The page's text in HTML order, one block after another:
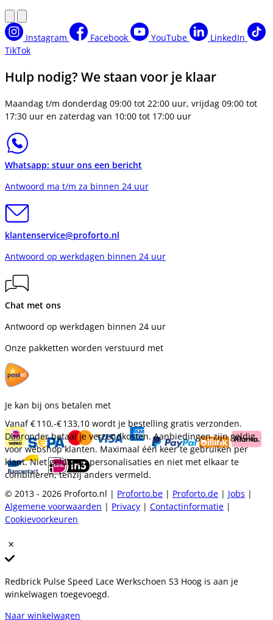
Instagram Facebook YouTube
LinkedIn
TikTok
Hulp nodig? We staan voor je klaar
Maandag t/m donderdag 09:00 tot 22:00 uur, vrijdag 09:00 tot
17:30 uur en zaterdag van 10:00 tot 17:00 uur
Whatsapp: stuur ons een bericht
Antwoord ma t/m za binnen 24 uur
klantenservice@proforto.nl
Antwoord op werkdagen binnen 24 uur
Chat met ons
Antwoord op werkdagen binnen 24 uur
Onze pakketten worden verstuurd met
Je kan bij ons betalen met
Vanaf€ 110,-€ 133,10 wordt je bestelling gratis verzonden.
Daaronder betaal je verzendkosten. Aanbiedingen zijn geldig
voor webshop klanten. Maximaal één keer te gebruiken per
klant. Niet geldig op personalisaties en niet met elkaar te
combineren, tenzij anders vermeld.
© 2013 - 2026 Proforto.nl | Proforto.be | Proforto.de | Jobs |
Algemene voorwaarden | Privacy | Contactinformatie |
Cookievoorkeuren
Redbrick Pulse Speed Lace Werkschoen S3 Hoog is aan je
winkelwagen toegevoegd.
Naar winkelwagen